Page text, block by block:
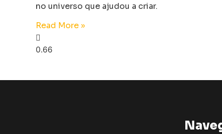
no universo que ajudou a criar.
Read More »